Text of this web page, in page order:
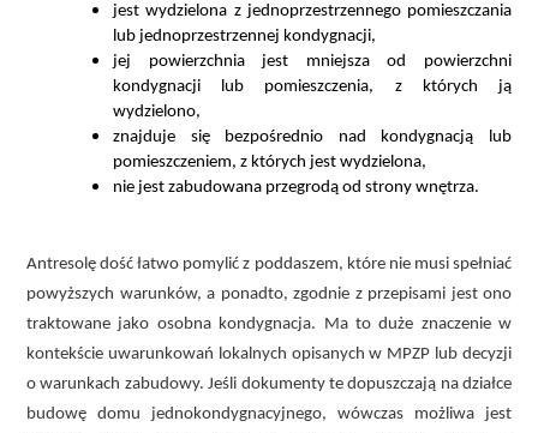
jest wydzielona z jednoprzestrzennego pomieszczania
lub jednoprzestrzennej kondygnacji,
jej powierzchnia jest mniejsza od powierzchni
kondygnacji lub pomieszczenia, z których ją
wydzielono,
znajduje się bezpośrednio nad kondygnacją lub
pomieszczeniem, z których jest wydzielona,
nie jest zabudowana przegrodą od strony wnętrza.
Antresolę dość łatwo pomylić z poddaszem, które nie musi spełniać
powyższych warunków, a ponadto, zgodnie z przepisami jest ono
traktowane jako osobna kondygnacja. Ma to duże znaczenie w
kontekście uwarunkowań lokalnych opisanych w MPZP lub decyzji
o warunkach zabudowy. Jeśli dokumenty te dopuszczają na działce
budowę domu jednokondygnacyjnego, wówczas możliwa jest